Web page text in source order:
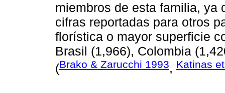
miembros de esta familia, ya
cifras reportadas para otros
florística o mayor superficie
Brasil (1,966), Colombia
(Brako & Zarucchi 1993, Katinas